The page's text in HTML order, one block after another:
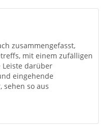
zusammengefasst,
mit einem zufälligen
darüber
eingehende
so aus